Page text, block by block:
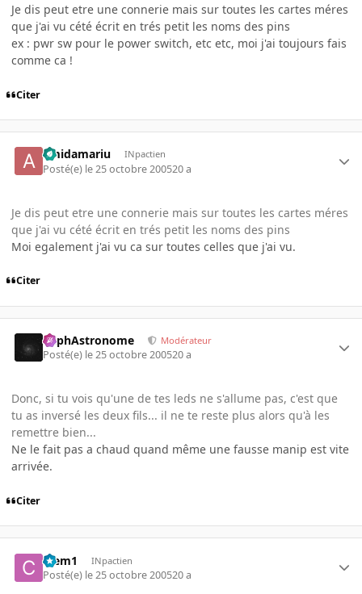
Je dis peut etre une connerie mais sur toutes les cartes méres
que j'ai vu cété écrit en trés petit les noms des pins
ex : pwr sw pour le power switch, etc etc, moi j'ai toujours fais
comme ca !
Citer
amidamariu INpactien
Posté(e) le 25 octobre 200520 a
Je dis peut etre une connerie mais sur toutes les cartes méres
que j'ai vu cété écrit en trés petit les noms des pins
Moi egalement j'ai vu ca sur toutes celles que j'ai vu.
Citer
RaphAstronome Modérateur
Posté(e) le 25 octobre 200520 a
Donc, si tu vois qu'une de tes leds ne s'allume pas, c'est que
tu as inversé les deux fils... il ne te reste plus alors qu'à les
remettre bien...
Ne le fait pas a chaud quand même une fausse manip est vite
arrivée.
Citer
Clem1 INpactien
Posté(e) le 25 octobre 200520 a